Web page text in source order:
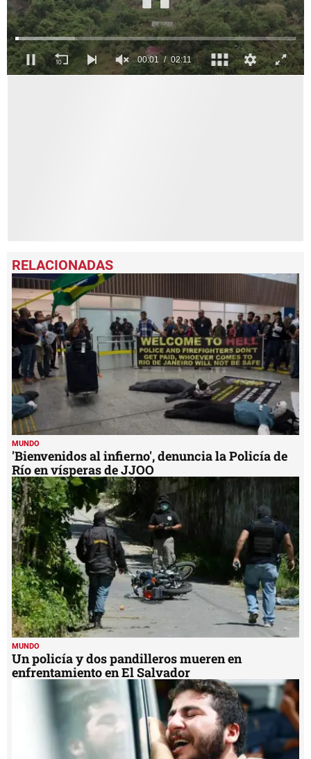
MUNDO
'Bienvenidos al infierno', denuncia la Policía de
Río en vísperas de JJOO
MUNDO
Un policía y dos pandilleros mueren en
enfrentamiento en El Salvador